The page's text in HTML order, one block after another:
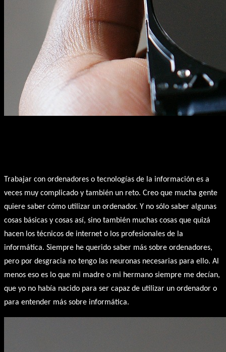
Trabajar con ordenadores o tecnologías de la información es a
veces muy complicado y también un reto. Creo que mucha gente
quiere saber cómo utilizar un ordenador. Y no sólo saber algunas
cosas básicas y cosas así, sino también muchas cosas que quizá
hacen los técnicos de internet o los profesionales de la
informática. Siempre he querido saber más sobre ordenadores,
pero por desgracia no tengo las neuronas necesarias para ello. Al
menos eso es lo que mi madre o mi hermano siempre me decían,
que yo no había nacido para ser capaz de utilizar un ordenador o
para entender más sobre informática.